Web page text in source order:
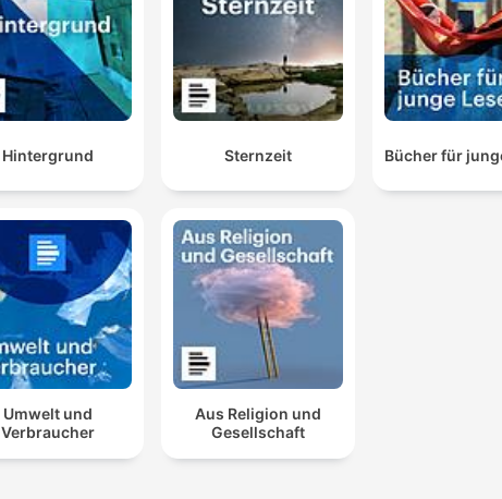
Hintergrund Sternzeit Bücher für
Umwelt und
Verbraucher
Aus Religion und
Gesellschaft